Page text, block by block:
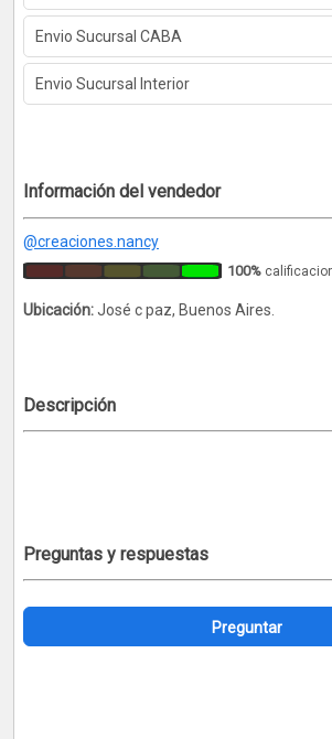
Envio Sucursal CABA
Envio Sucursal Interior
Información del vendedor
@creaciones.nancy
100%
Ubicación:José c paz, Buenos Aires.
Descripción
Preguntas y respuestas
Preguntar